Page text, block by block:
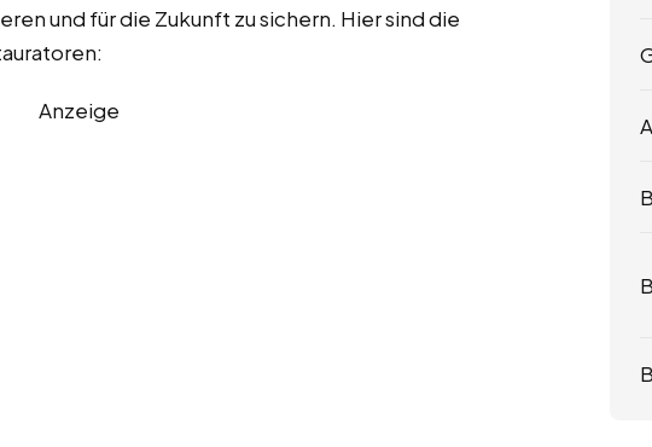
und für die Zukunft zu sichern. Hier sind die
Anzeige